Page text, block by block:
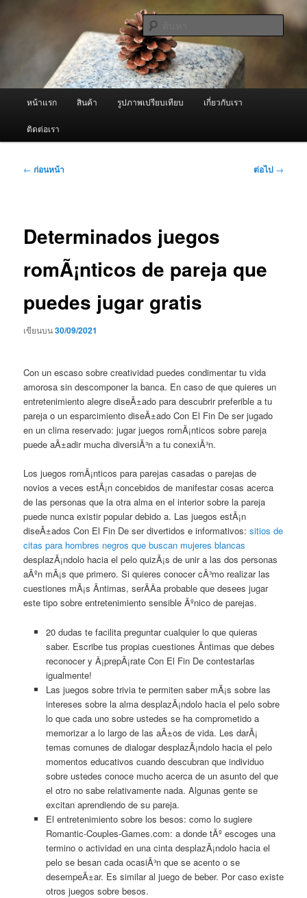
ผู้นำเข้าเครื่องพ่นหมอกควัน Best
Fogger / Fogger One และ อะไหล่
จำหน่ายเครื่องพ่นหมอกควัน คุณภาพดี บริการด้วยความจริงใจ
ค้นหา
หน้าแรก สินค้า รูปภาพเปรียบเทียบ เกี่ยวกับเรา
ติดต่อเรา
เมนู
← ก่อนหน้า ต่อไป →
Determinados juegos
romÃ¡nticos de pareja que
puedes jugar gratis
เขียนบน30/09/2021
Con un escaso sobre creatividad puedes condimentar tu vida
amorosa sin descomponer la banca. En caso de que quieres un
entretenimiento alegre diseÃ±ado para descubrir preferible a tu
pareja o un esparcimiento diseÃ±ado Con El Fin De ser jugado
en un clima reservado: jugar juegos romÃ¡nticos sobre pareja
puede aÃ±adir mucha diversiÃ³n a tu conexiÃ³n.
Los juegos romÃ¡nticos para parejas casadas o parejas de
novios a veces estÃ¡n concebidos de manifestar cosas acerca
de las personas que la otra alma en el interior sobre la pareja
puede nunca existir popular debido a. Las juegos estÃ¡n
diseÃ±ados Con El Fin De ser divertidos e informativos:sitios de
citas para hombres negros que buscan mujeres blancas
desplazÃ¡ndolo hacia el pelo quizÃ¡s de unir a las dos personas
aÃºn mÃ¡s que primero. Si quieres conocer cÃ³mo realizar las
cuestiones mÃ¡s Ã­ntimas, serÃ­Â­a probable que desees jugar
este tipo sobre entretenimiento sensible Ãºnico de parejas.
20 dudas te facilita preguntar cualquier lo que quieras
saber. Escribe tus propias cuestiones Ã­ntimas que debes
reconocer y Â¡prepÃ¡rate Con El Fin De contestarlas
igualmente!
Las juegos sobre trivia te permiten saber mÃ¡s sobre las
intereses sobre la alma desplazÃ¡ndolo hacia el pelo sobre
lo que cada uno sobre ustedes se ha comprometido a
memorizar a lo largo de las aÃ±os de vida. Les darÃ¡
temas comunes de dialogar desplazÃ¡ndolo hacia el pelo
momentos educativos cuando descubran que individuo
sobre ustedes conoce mucho acerca de un asunto del que
el otro no sabe relativamente nada. Algunas gente se
excitan aprendiendo de su pareja.
El entretenimiento sobre los besos: como lo sugiere
Romantic-Couples-Games.com: a donde tÃº escoges una
termino o actividad en una cinta desplazÃ¡ndolo hacia el
pelo se besan cada ocasiÃ³n que se acento o se
desempeÃ±ar. Es similar al juego de beber. Por caso existe
otros juegos sobre besos.